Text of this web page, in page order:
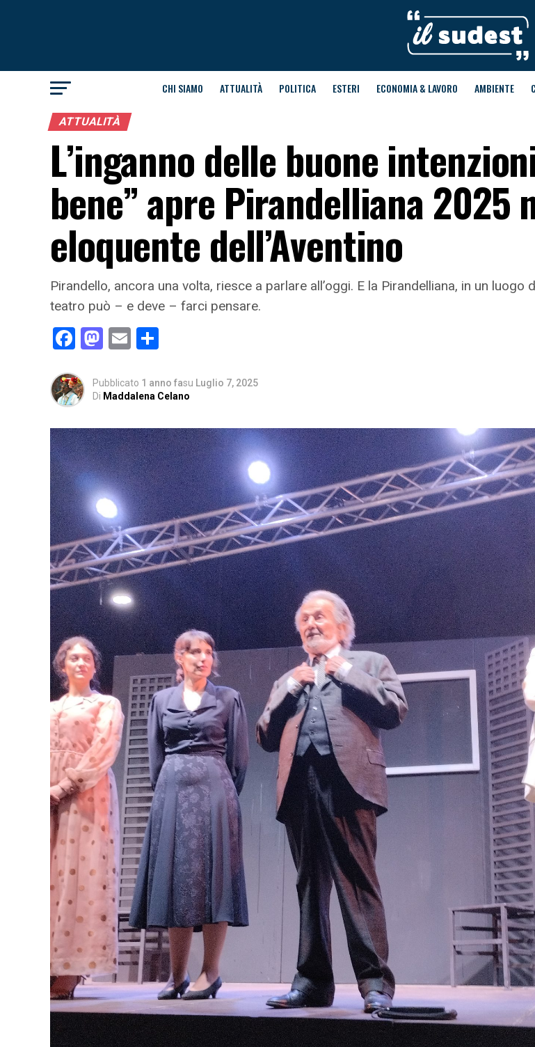
CHI SIAMO ATTUALITÀ POLITICA ESTERI ECONOMIA & LAVORO AMBIENTE
ATTUALITÀ
L’inganno delle buone
bene” apre Pirandelliana 2025
eloquente dell’Aventino
Pirandello, ancora una volta, riesce a parlare all’oggi. E la Pirandelliana, in un
teatro può – e deve – farci pensare.
Facebook
Mastodon
Email
Pubblicato 1 anno fasu Luglio 7, 2025
Di Maddalena Celano